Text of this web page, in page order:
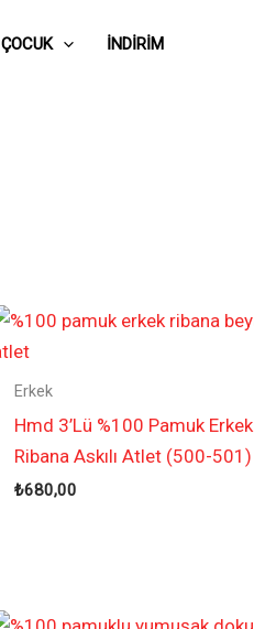
ÇOCUK İNDIRIM
Erkek
Hmd 3’Lü %100 Pamuk Erkek
Ribana Askılı Atlet (500-501)
₺680,00